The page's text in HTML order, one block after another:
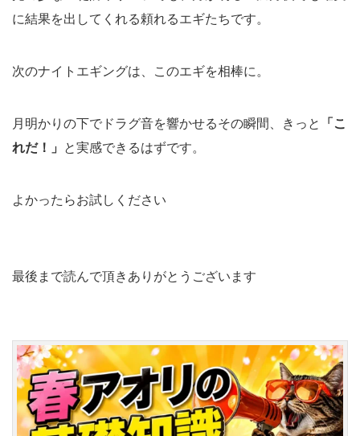
に結果を出してくれる頼れるエギたちです。
次のナイトエギングは、このエギを相棒に。
月明かりの下でドラグ音を響かせるその瞬間、きっと 「こ
れだ！」 と実感できるはずです。
よかったらお試しください
最後まで読んで頂きありがとうございます